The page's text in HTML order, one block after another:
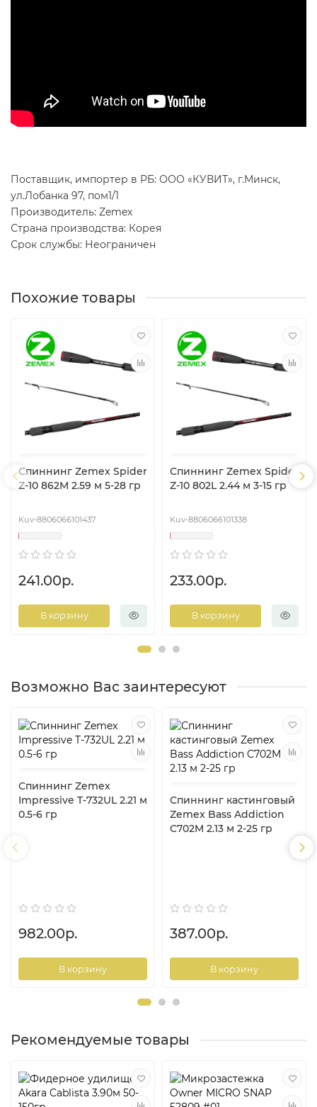
Поставщик, импортер в РБ: ООО «КУВИТ», г.Минск,
ул.Лобанка 97, пом1/1
Производитель: Zemex
Страна производства: Корея
Срок службы: Неограничен
Похожие товары
Спиннинг Zemex Spider
Z-10 862M 2.59 м 5-28 гр
Kuv-8806066101437
241.00р.
В корзину
Спиннинг Zemex Spider
Z-10 802L 2.44 м 3-15 гр
Kuv-8806066101338
233.00р.
В корзину
Возможно Вас заинтересуют
Спиннинг Zemex
Impressive T-732UL 2.21 м
0.5-6 гр
982.00р.
В корзину
Спиннинг кастинговый
Zemex Bass Addiction
C702M 2.13 м 2-25 гр
387.00р.
В корзину
Рекомендуемые товары